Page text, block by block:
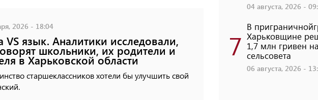
2026 - 18:04
VS язык. Аналитики исследовали,
школьники, их родители и
в Харьковской области
старшеклассников хотели бы улучшить свой
04 августа, 2026 -
7
В
Харьковщине
1,7 млн ​​гривен
сельсовета
06 августа, 2026 -